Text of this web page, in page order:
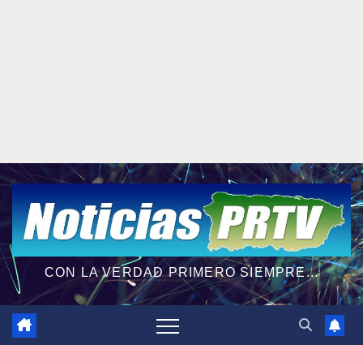
CON LA VERDAD PRIMERO SIEMPRE...